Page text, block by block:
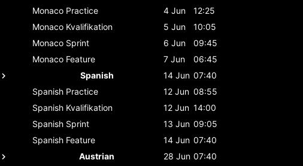
Monaco Practice 4 Jun
12:25
Monaco Kvalifikation 5 Jun
10:05
Monaco Sprint 6 Jun
09:45
Monaco Feature 7 Jun
06:45
Spanish
14 Jun 07:40
Spanish Practice 12 Jun 08:55
Spanish Kvalifikation 12 Jun 14:00
Spanish Sprint 13 Jun 09:05
Spanish Feature 14 Jun 07:40
Austrian
28 Jun 07:40